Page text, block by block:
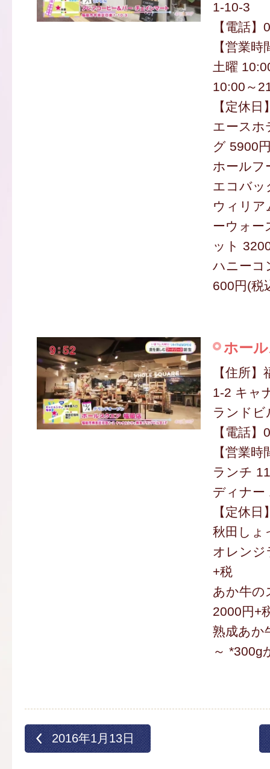
1-10-3
【電話
【営業
土曜
10:00～
【定休日
エースホ
グ 5900
ホールフ
エコバッ
ウィリア
ーウォー
ット
ハニーコ
600円(税
ホー
【住所
1-2 キャ
ランドビ
【電話
【営業
ランチ
ディナー
【定休日
秋田しょ
オレンジ
+税
あか牛の
2000円+
熟成あか
～ *300g
2016年1月13日